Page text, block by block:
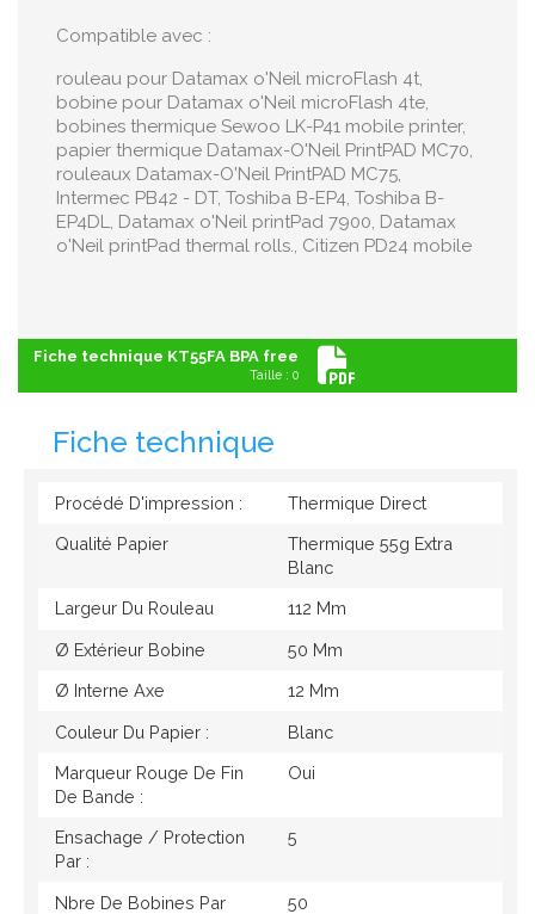
Compatible avec :
rouleau pour Datamax o'Neil microFlash 4t,
bobine pour Datamax o'Neil microFlash 4t e,
bobines thermique Sewoo LK-P41 mobile printer,
papier thermique Datamax-O'Neil PrintPAD MC70 ,
rouleaux Datamax-O'Neil PrintPAD MC75 ,
Intermec PB42 - DT , Toshiba B-EP4, Toshiba B-
EP4DL, Datamax o'Neil printPad 7900, Datamax
o'Neil printPad thermal rolls., Citizen PD24 mobile
Fiche technique KT55FA BPA free
Taille : 0
Fiche technique
Procédé D'impression : Thermique Direct
Qualité Papier
Thermique 55g Extra
Blanc
Largeur Du Rouleau 112 Mm
Ø Extérieur Bobine 50 Mm
Ø Interne Axe 12 Mm
Couleur Du Papier : Blanc
Marqueur Rouge De Fin
De Bande :
Oui
Ensachage / Protection
Par :
5
Nbre De Bobines Par
50